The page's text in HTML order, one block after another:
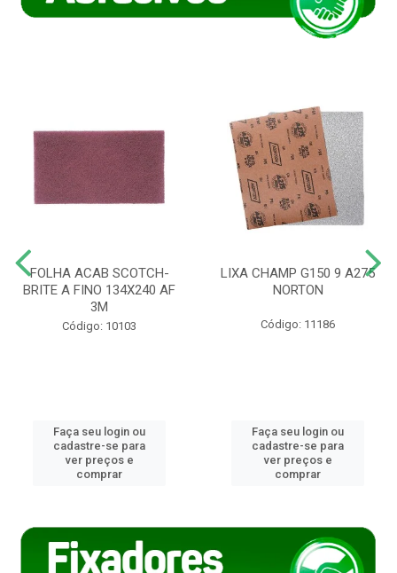
FOLHA ACAB SCOTCH-
BRITE A FINO 134X240 AF
3M
Código: 10103
Faça seu login ou
cadastre-se para
ver preços e
comprar
LIXA CHAMP G150 9 A275
NORTON
Código: 11186
Faça seu login ou
cadastre-se para
ver preços e
comprar